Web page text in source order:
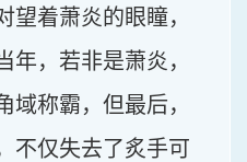
望着萧炎的眼瞳，
年，若非是萧炎，
域称霸，但最后，
不仅失去了炙手可